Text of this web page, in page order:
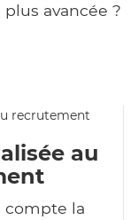
avancée ?
au
compte la